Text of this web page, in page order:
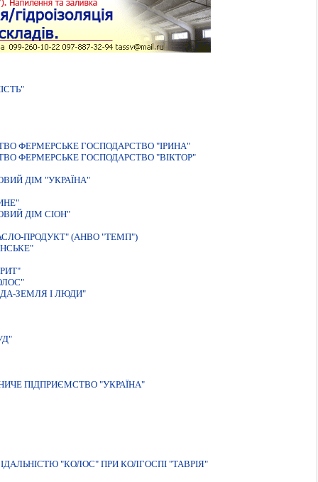
ФЕРМЕРСЬКЕ ГОСПОДАРСТВО "IРИНА"
ФЕРМЕРСЬКЕ ГОСПОДАРСТВО "ВIКТОР"
ДIМ "УКРАЇНА"
ДIМ СIОН"
ПРОДУКТ" (АНВО "ТЕМП")
ЗЕМЛЯ I ЛЮДИ"
ПІДПРИЄМСТВО "УКРАЇНА"
"КОЛОС" ПРИ КОЛГОСПI "ТАВРIЯ"